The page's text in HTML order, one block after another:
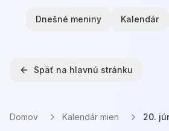
Dnešné meniny Kalendár
Späť na hlavnú stránku
Domov Kalendár mien 20.